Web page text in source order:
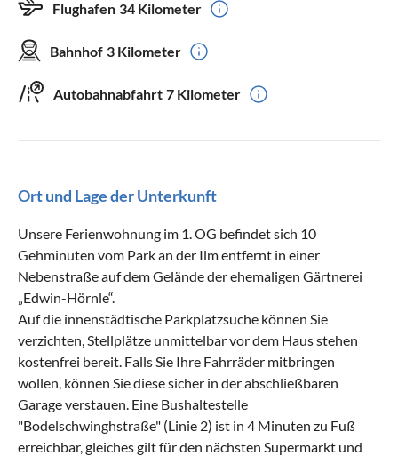
Flughafen 34 Kilometer
Bahnhof 3 Kilometer
Autobahnabfahrt 7 Kilometer
Ort und Lage der Unterkunft
Unsere Ferienwohnung im 1. OG befindet sich 10
Gehminuten vom Park an der Ilm entfernt in einer
Nebenstraße auf dem Gelände der ehemaligen Gärtnerei
„Edwin-Hörnle“.
Auf die innenstädtische Parkplatzsuche können Sie
verzichten, Stellplätze unmittelbar vor dem Haus stehen
kostenfrei bereit. Falls Sie Ihre Fahrräder mitbringen
wollen, können Sie diese sicher in der abschließbaren
Garage verstauen. Eine Bushaltestelle
"Bodelschwinghstraße" (Linie 2) ist in 4 Minuten zu Fuß
erreichbar, gleiches gilt für den nächsten Supermarkt und